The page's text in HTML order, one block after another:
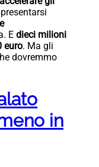
E dieci milioni
euro. Ma gli
dovremmo
in